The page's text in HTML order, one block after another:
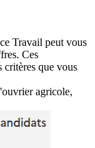
Travail peut vous
Ces
critères que vous
agricole,